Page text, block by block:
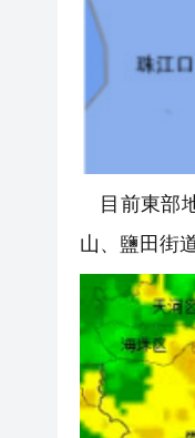
目前東部
山、鹽田街